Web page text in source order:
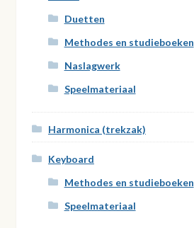
Duetten
Methodes en studieboeken
Naslagwerk
Speelmateriaal
Harmonica (trekzak)
Keyboard
Methodes en studieboeken
Speelmateriaal